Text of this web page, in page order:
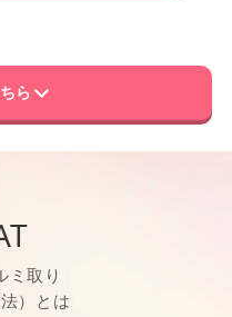
ら
ミ取り
）とは